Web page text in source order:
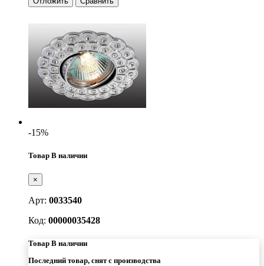
-15%
Товар В наличии
×
Арт: 0033540
Код: 00000035428
Товар В наличии
Последний товар, снят с производства